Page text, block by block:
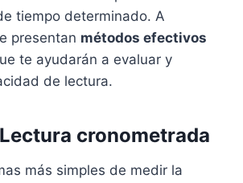
tiempo determinado. A
presentan métodos efectivos
te ayudarán a evaluar y
de lectura.
cronometrada
más simples de medir la